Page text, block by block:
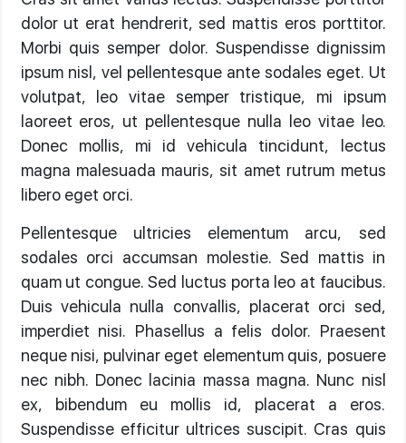
dolor ut erat hendrerit, sed mattis eros porttitor.
Morbi quis semper dolor. Suspendisse dignissim
ipsum nisl, vel pellentesque ante sodales eget. Ut
volutpat, leo vitae semper tristique, mi ipsum
laoreet eros, ut pellentesque nulla leo vitae leo.
Donec mollis, mi id vehicula tincidunt, lectus
magna malesuada mauris, sit amet rutrum metus
libero eget orci.
Pellentesque ultricies elementum arcu, sed
sodales orci accumsan molestie. Sed mattis in
quam ut congue. Sed luctus porta leo at faucibus.
Duis vehicula nulla convallis, placerat orci sed,
imperdiet nisi. Phasellus a felis dolor. Praesent
neque nisi, pulvinar eget elementum quis, posuere
nec nibh. Donec lacinia massa magna. Nunc nisl
ex, bibendum eu mollis id, placerat a eros.
Suspendisse efficitur ultrices suscipit. Cras quis